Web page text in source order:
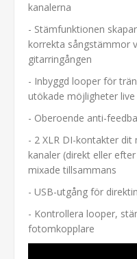
kanalerna
- Stämfunktionen
korrekta sångstämmor
gitarringången
- Inbyggd looper för
utökade möjligheter live
- Oberoende anti-
- 2 XLR DI-kontakter dit
kanaler (direkt eller
mixade tillsammans
- USB-utgång för
- Kontrollera looper,
fotomkopplare